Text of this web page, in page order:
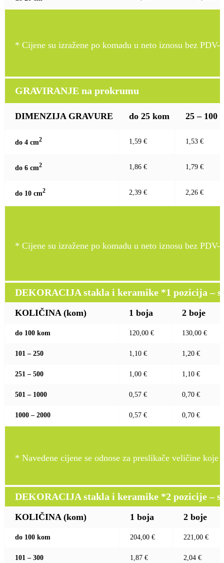
* Cijene su izražene po komadu u neto iznosu bez PDV-
GRAVIRANJE na prokrumu
DIMENZIJA GRAVURE do 25 kom 25 – 100
do 4 cm2 1,59 € 1,53 €
do 6 cm2 1,86 € 1,79 €
do 10 cm2 2,39 € 2,26 €
* Cijene su izražene po komadu u neto iznosu bez PDV-
DEKORACIJA stakla i keramike *1 pozicija –
KOLIČINA (kom) 1 boja 2 boje
do 100 kom 120,00 € 130,00 €
101 – 250 1,10 € 1,20 €
251 – 500 1,00 € 1,10 €
501 – 1000 0,57 € 0,70 €
1000 – 2000 0,57 € 0,70 €
* Navedene cijene se odnose za preslikače veličine
DEKORACIJA stakla i keramike *2 pozicije –
KOLIČINA (kom) 1 boja 2 boje
do 100 kom 204,00 € 221,00 €
101 – 300 1,87 € 2,04 €